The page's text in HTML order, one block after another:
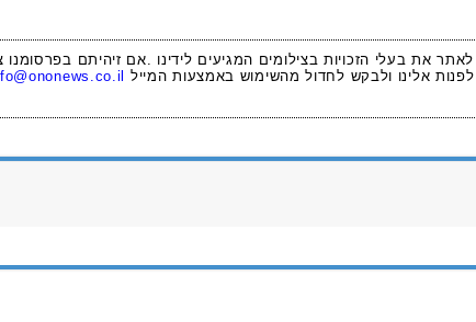
לאתר את בעלי הזכויות בצילומים המגיעים לידינו .אם זיהיתם
לפנות אלינו ולבקש לחדול מהשימוש באמצעות המייל